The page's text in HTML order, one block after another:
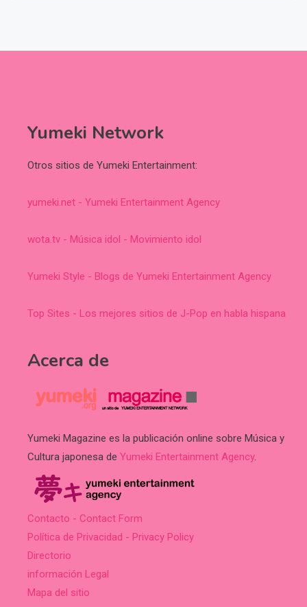
Yumeki Network
Otros sitios de Yumeki Entertainment:
yumeki.net - Yumeki Entertainment Agency
wota.tv - Música idol - Movimiento idol
Yumeki Style - Blogs de Yumeki Entertainment Agency
Top Sites - Los mejores sitios de J-Pop en habla hispana
Acerca de
Yumeki Magazine es la publicación online sobre Música y
Cultura japonesa de Yumeki Entertainment Agency.
Contacto - Contact Form
Política de Privacidad - Privacy Policy
Directorio
información Legal
Mapa del sitio